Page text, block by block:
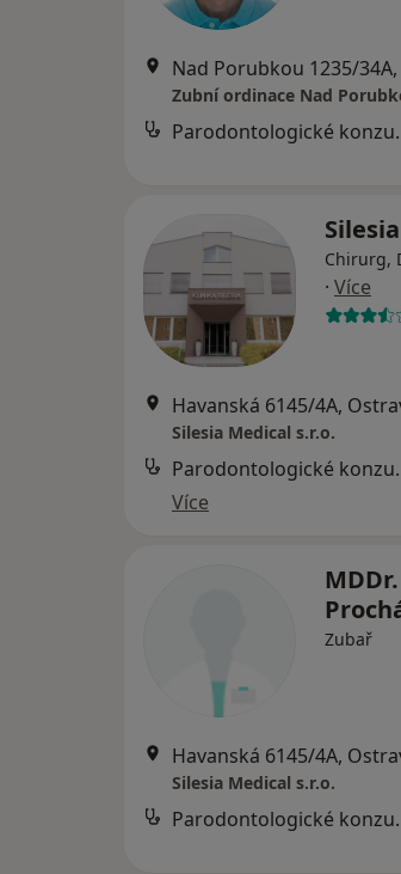
Nad Porubkou 1235/
Zubní ordinace Nad
Chirurg,
· Více
Havanská 6145/4A,
Silesia Medical s.r.o.
Více
Zubař
Havanská 6145/4A,
Silesia Medical s.r.o.